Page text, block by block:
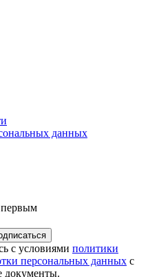
данных
первым
с условиями политики
персональных данных с
документы.